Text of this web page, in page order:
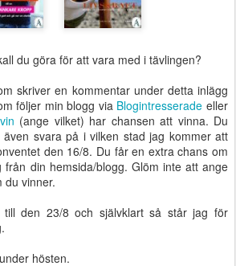
du göra för att vara med i tävlingen?
skriver en kommentar under detta inlägg
följer min blogg via Blogintresserade eller
(ange vilket) har chansen att vinna. Du
även svara på i vilken stad jag kommer att
den 16/8. Du får en extra chans om
din hemsida/blogg. Glöm inte att ange
du vinner.
till den 23/8 och självklart så står jag för
hösten.